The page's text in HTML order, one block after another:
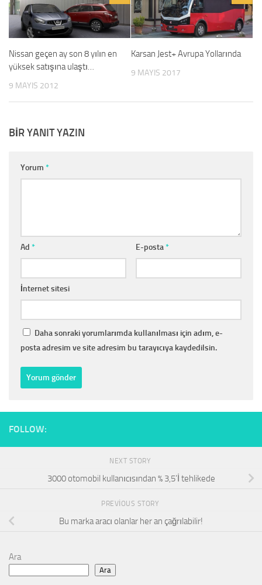
Nissan geçen ay son 8 yılın en
yüksek satışına ulaştı…
9 MAYIS 2012
Karsan Jest+ Avrupa Yollarında
9 MAYIS 2017
BIR YANIT YAZIN
Yorum *
Ad * E-posta*
İnternet sitesi
Daha sonraki yorumlarımda kullanılması için adım, e-
posta adresim ve site adresim bu tarayıcıya kaydedilsin.
FOLLOW:
NEXT STORY
3000 otomobil kullanıcısından % 3,5’İ tehlikede
PREVIOUS STORY
Bu marka aracı olanlar her an çağrılabilir!
Ara
Ara